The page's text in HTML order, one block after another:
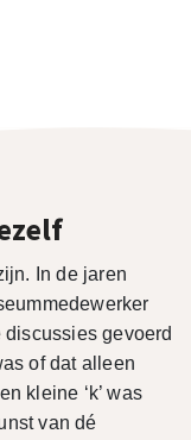
In de jaren
gevoerd
of dat alleen
kleine ‘k’ was
van dé